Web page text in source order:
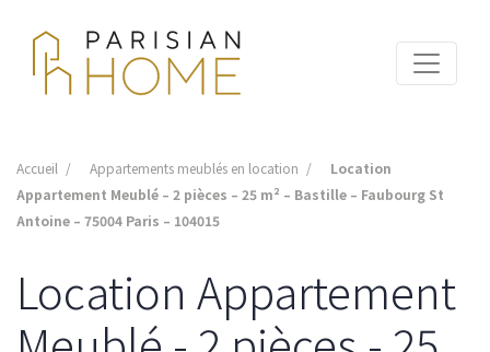
Accueil Appartements meublés en location
Location
Appartement Meublé – 2 pièces – 25 m² – Bastille – Faubourg St
Antoine – 75004 Paris – 104015
Location Appartement